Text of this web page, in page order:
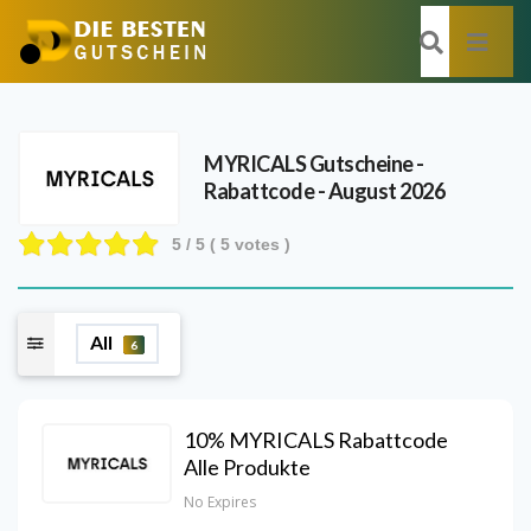
MYRICALSGutscheine -
Rabattcode - August 2026
5 / 5 ( 5 votes )
All 6
10% MYRICALS Rabattcode
Alle Produkte
No Expires